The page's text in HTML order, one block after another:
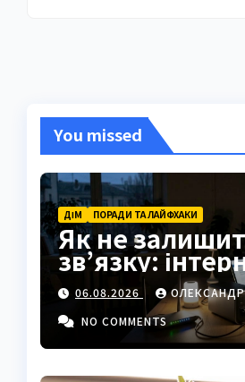
You missed
ДІМ ПОРАДИ ТА ЛАЙФХАКИ
Як не
зв’язку:
час
06.08.2026
NO COMMENTS